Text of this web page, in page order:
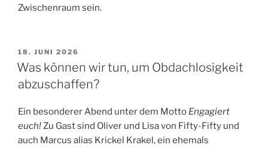
Zwischenraum sein.
VERÖFFENTLICHT
AM
18. JUNI 2026
Was können wir tun, um Obdachlosigkeit
abzuschaffen?
Ein besonderer Abend unter dem Motto Engagiert
euch! Zu Gast sind Oliver und Lisa von Fifty-Fifty und
auch Marcus alias Krickel Krakel, ein ehemals